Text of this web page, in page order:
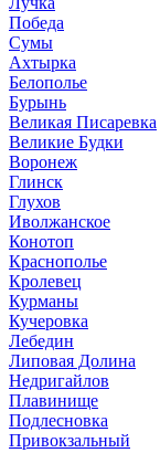
Победа
Сумы
Ахтырка
Белополье
Бурынь
Великая Писаревка
Великие Будки
Воронеж
Глинск
Глухов
Иволжанское
Конотоп
Краснополье
Кролевец
Курманы
Кучеровка
Лебедин
Липовая Долина
Недригайлов
Плавинище
Подлесновка
Привокзальный